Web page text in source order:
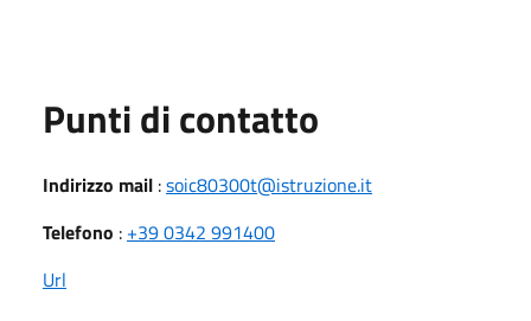
Punti di contatto
Indirizzo mail :soic80300t@istruzione.it
Telefono : +39 0342 991400
Url